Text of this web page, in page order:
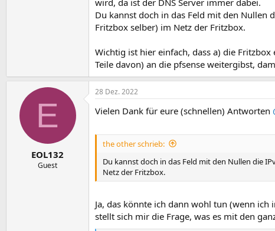
wird, da ist der DNS Server immer dabei.
Du kannst doch in das Feld mit den Nullen
Fritzbox selber) im Netz der Fritzbox.
Wichtig ist hier einfach, dass a) die
Teile davon) an die pfsense weitergibst,
E
EOL132
Guest
28 Dez. 2022
Vielen Dank für eure (schnellen) Antworten
the other schrieb:
Du kannst doch in das Feld mit den Nullen die
Netz der Fritzbox.
Ja, das könnte ich dann wohl tun (wenn
stellt sich mir die Frage, was es mit den